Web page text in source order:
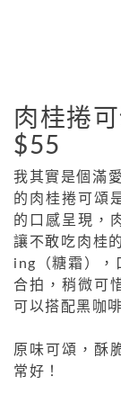
肉桂捲
$55
我其實是個滿
的肉桂捲可頌
的口感呈現，
讓不敢吃肉桂
ing（糖霜），
合拍，稍微可
可以搭配黑咖
原味可頌，酥
常好！